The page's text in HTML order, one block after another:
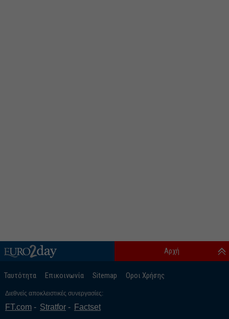
Ταυτότητα Επικοινωνία Sitemap Οροι Χρήσης
Αρχή
Διεθνείς αποκλειστικές συνεργασίες:
FT.com Stratfor Factset